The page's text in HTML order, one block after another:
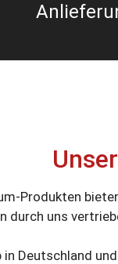
Produkten
durch uns
Deutschland